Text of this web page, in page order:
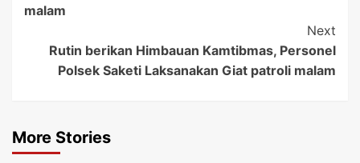
malam
Next
Rutin berikan Himbauan Kamtibmas, Personel
Polsek Saketi Laksanakan Giat patroli malam
More Stories